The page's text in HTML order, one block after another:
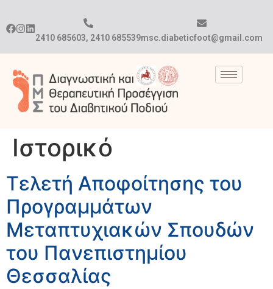
2410 685603, 2410 685539msc.diabeticfoot@gmail.com
Ιστορικό
Τελετή Αποφοίτησης του
Προγραμμάτων
Μεταπτυχιακών Σπουδών
του Πανεπιστημίου
Θεσσαλίας